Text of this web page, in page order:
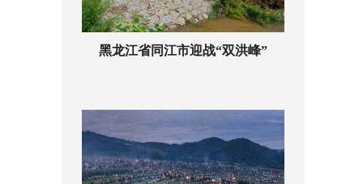
黑龙江省同江市迎战“双洪峰”